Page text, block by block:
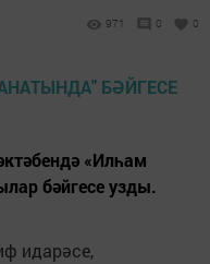
971 0 0
«Илһам
бәйгесе узды.
идарәсе,